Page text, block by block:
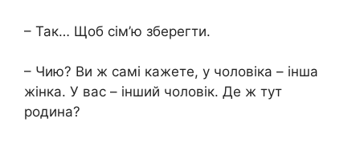
– Так… Щоб сім’ю зберегти.
– Чию? Ви ж самі кажете, у чоловіка – інша
жінка. У вас – інший чоловік. Де ж тут
родина?